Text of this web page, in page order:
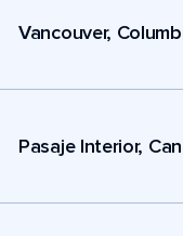
Vancouver,
Pasaje Interior,